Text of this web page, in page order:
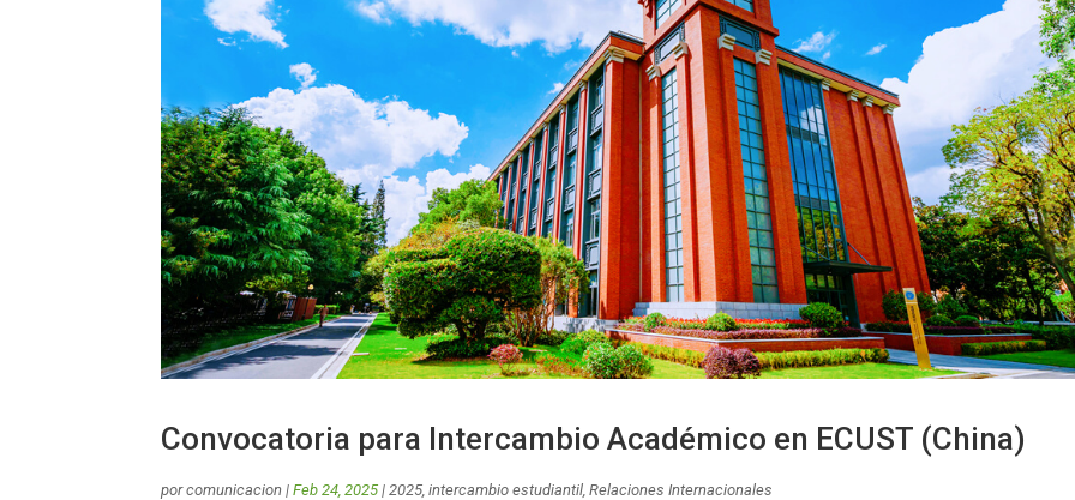
Convocatoria para Intercambio Académico en ECUST (China)
porcomunicacion |Feb 24, 2025 | 2025 ,intercambio estudiantil ,Relaciones Internacionales